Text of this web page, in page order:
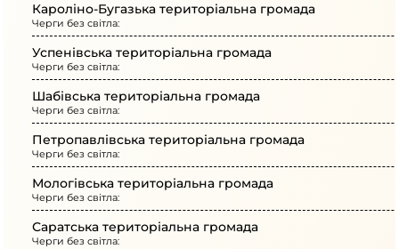
Кароліно-Бугазька територіальна громада
Черги без світла:
Успенівська територіальна громада
Черги без світла:
Шабівська територіальна громада
Черги без світла:
Петропавлівська територіальна громада
Черги без світла:
Мологівська територіальна громада
Черги без світла:
Саратська територіальна громада
Черги без світла: